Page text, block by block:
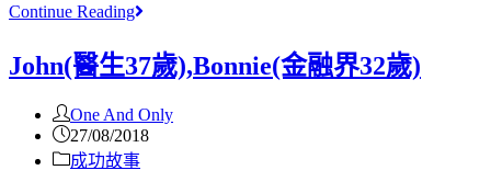
Continue Reading
John(醫生37歲),Bonnie(金融界32歲)
One And Only
27/08/2018
成功故事